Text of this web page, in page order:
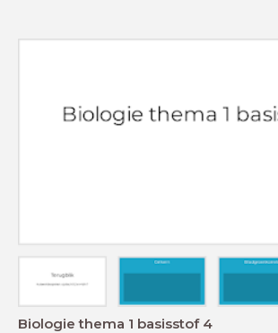
Biologie thema 1 basisstof 4